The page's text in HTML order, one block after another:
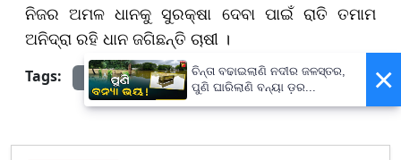
ନିଜର ଅମଳ ଧାନକୁ ସୁରକ୍ଷା ଦେବା ପାଇଁ ରାତି ତମାମ
ଅନିଦ୍ରା ରହି ଧାନ ଜଗିଛନ୍ତି ଚାଷୀ ।
Tags: prameyanews7 ×
ଚିନ୍ତା ବଢାଇଲାଣି ନଦୀର ଜଳସ୍ତର,
ପୁଣି ଘାରିଲାଣି ବନ୍ୟା ଡ଼ର...